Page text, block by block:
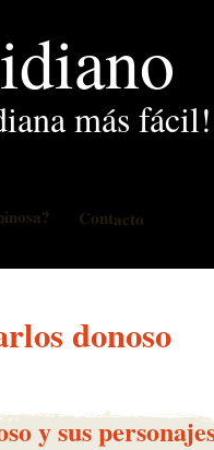
más fácil!
Contacto
donoso
y sus